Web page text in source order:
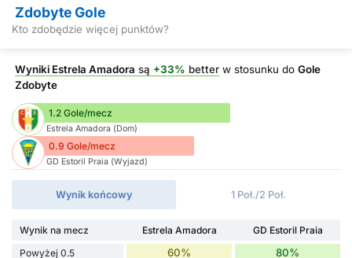
Zdobyte Gole
Kto zdobędzie więcej punktów?
Wyniki Estrela Amadora są +33% better w stosunku do Gole
Zdobyte
1.2 Gole/mecz
Estrela Amadora (Dom)
0.9 Gole/mecz
GD Estoril Praia (Wyjazd)
Wynik końcowy 1 Poł./2 Poł.
Wynik na mecz Estrela Amadora
GD Estoril Praia
Powyżej 0.5
60% 80%